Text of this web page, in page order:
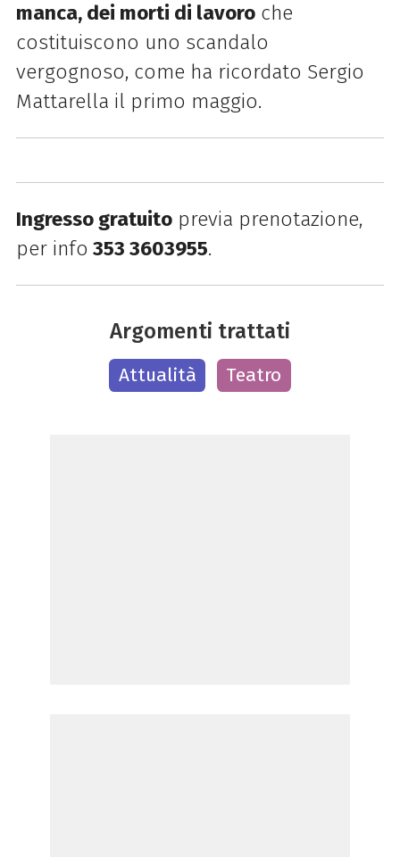
manca, dei morti di lavoroche
costituiscono uno scandalo
vergognoso, come ha ricordato Sergio
Mattarella il primo maggio.
Ingresso gratuitoprevia prenotazione,
per info 353 3603955.
Argomenti trattati
Attualità Teatro